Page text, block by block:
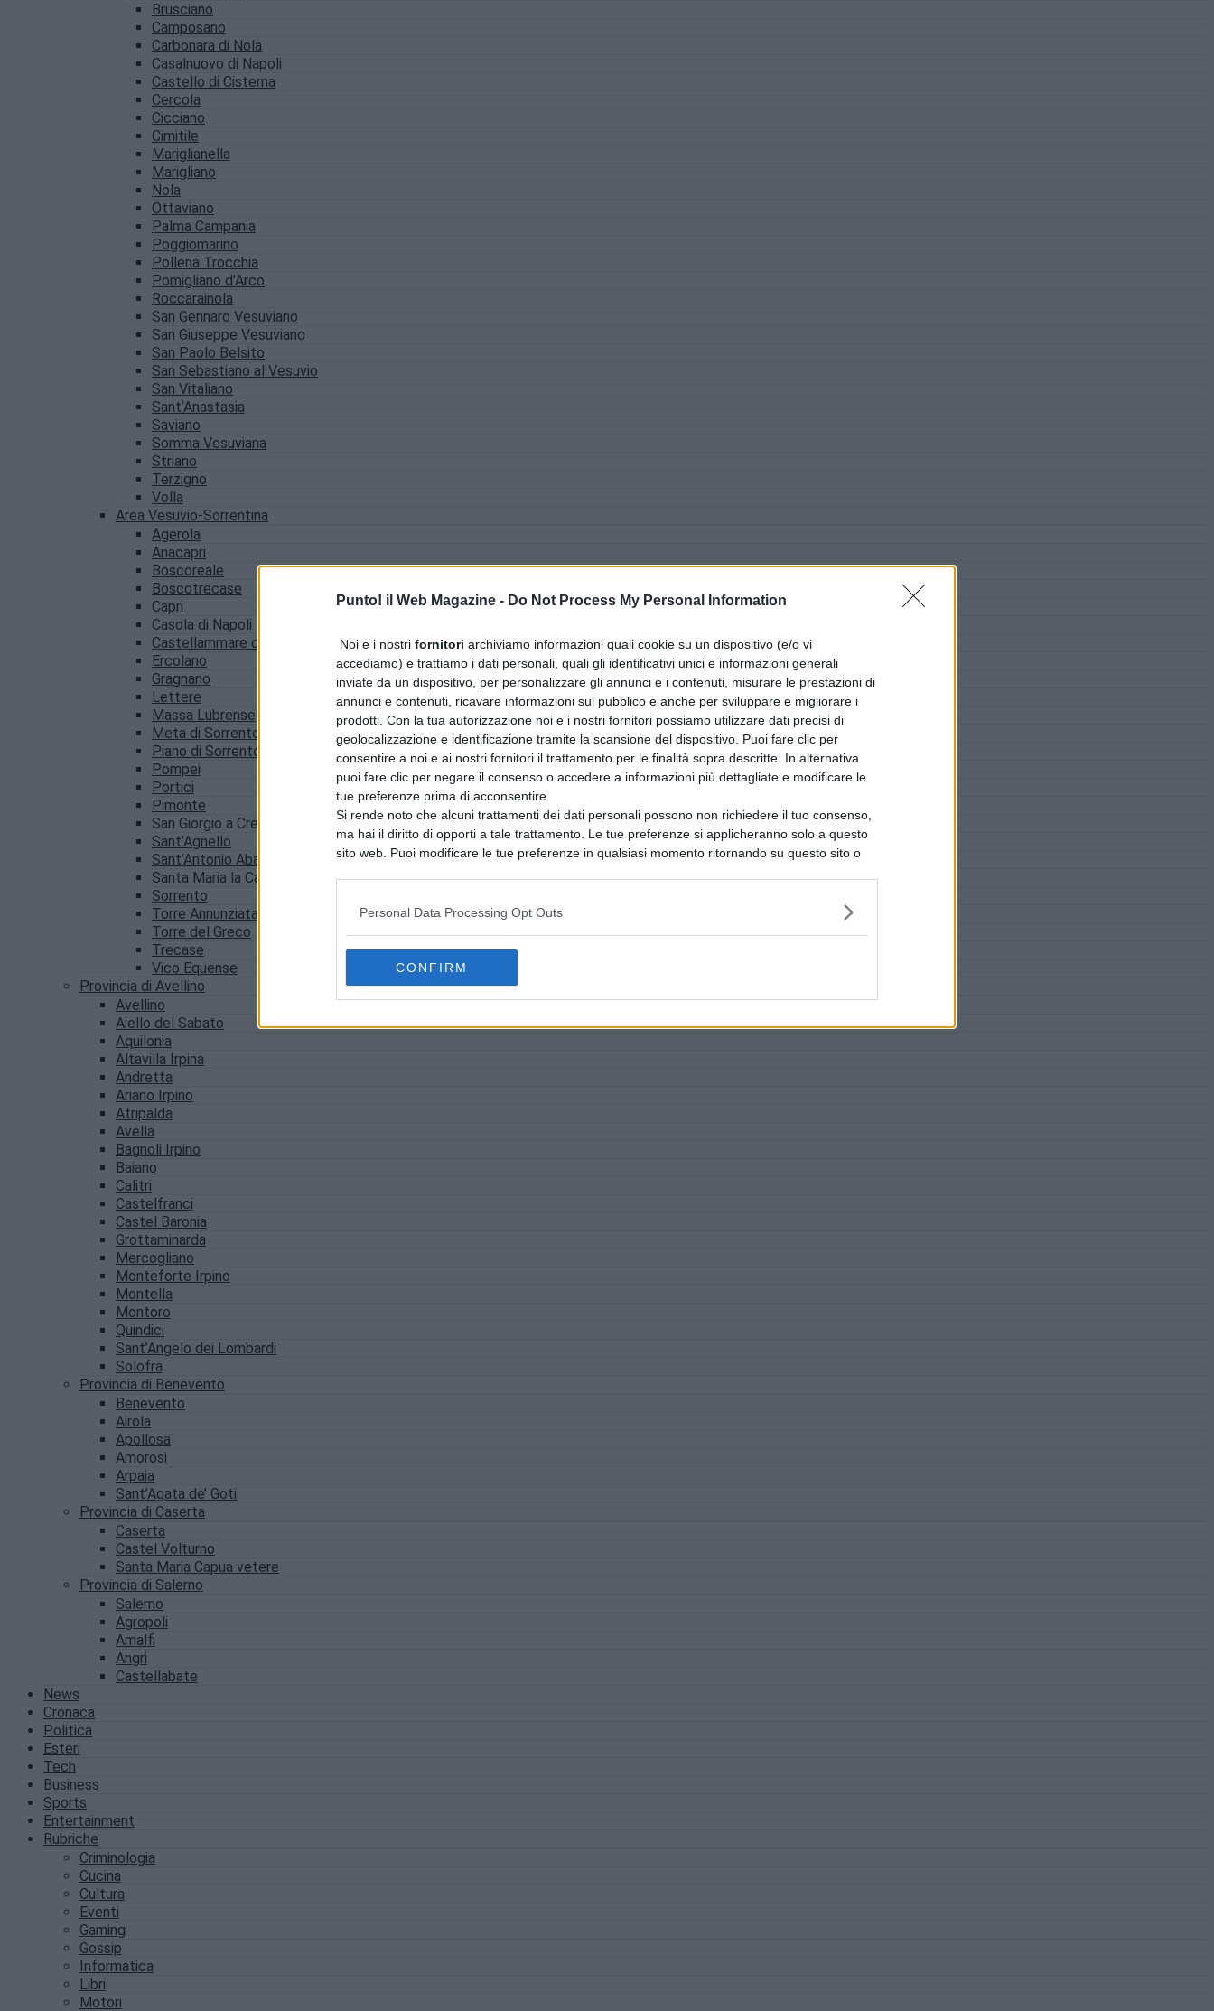
Punto! il Web Magazine - Do Not Process My Personal Information
Noi e i nostri fornitori archiviamo informazioni quali cookie su un dispositivo (e/o vi
accediamo) e trattiamo i dati personali, quali gli identificativi unici e informazioni generali
inviate da un dispositivo, per personalizzare gli annunci e i contenuti, misurare le prestazioni di
annunci e contenuti, ricavare informazioni sul pubblico e anche per sviluppare e migliorare i
prodotti. Con la tua autorizzazione noi e i nostri fornitori possiamo utilizzare dati precisi di
geolocalizzazione e identificazione tramite la scansione del dispositivo. Puoi fare clic per
consentire a noi e ai nostri fornitori il trattamento per le finalità sopra descritte. In alternativa
puoi fare clic per negare il consenso o accedere a informazioni più dettagliate e modificare le
tue preferenze prima di acconsentire.
Si rende noto che alcuni trattamenti dei dati personali possono non richiedere il tuo consenso,
ma hai il diritto di opporti a tale trattamento. Le tue preferenze si applicheranno solo a questo
sito web. Puoi modificare le tue preferenze in qualsiasi momento ritornando su questo sito o
Personal Data Processing Opt Outs
CONFIRM
Brusciano
Camposano
Carbonara di Nola
Casalnuovo di Napoli
Castello di Cisterna
Cercola
Cicciano
Cimitile
Mariglianella
Marigliano
Nola
Ottaviano
Palma Campania
Poggiomarino
Pollena Trocchia
Pomigliano d’Arco
Roccarainola
San Gennaro Vesuviano
San Giuseppe Vesuviano
San Paolo Belsito
San Sebastiano al Vesuvio
San Vitaliano
Sant’Anastasia
Saviano
Somma Vesuviana
Striano
Terzigno
Volla
Area Vesuvio-Sorrentina
Agerola
Anacapri
Boscoreale
Boscotrecase
Capri
Casola di Napoli
Castellammare di Stabia
Ercolano
Gragnano
Lettere
Massa Lubrense
Meta di Sorrento
Piano di Sorrento
Pompei
Portici
Pimonte
San Giorgio a Cremano
Sant’Agnello
Sant’Antonio Abate
Santa Maria la Carità
Sorrento
Torre Annunziata
Torre del Greco
Trecase
Vico Equense
Provincia di Avellino
Avellino
Aiello del Sabato
Aquilonia
Altavilla Irpina
Andretta
Ariano Irpino
Atripalda
Avella
Bagnoli Irpino
Baiano
Calitri
Castelfranci
Castel Baronia
Grottaminarda
Mercogliano
Monteforte Irpino
Montella
Montoro
Quindici
Sant’Angelo dei Lombardi
Solofra
Provincia di Benevento
Benevento
Airola
Apollosa
Amorosi
Arpaia
Sant’Agata de’ Goti
Provincia di Caserta
Caserta
Castel Volturno
Santa Maria Capua vetere
Provincia di Salerno
Salerno
Agropoli
Amalfi
Angri
Castellabate
News
Cronaca
Politica
Esteri
Tech
Business
Sports
Entertainment
Rubriche
Criminologia
Cucina
Cultura
Eventi
Gaming
Gossip
Informatica
Libri
Motori